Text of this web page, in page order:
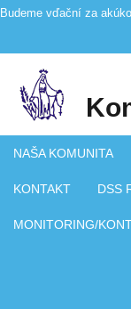
Budeme vďační za
NAŠA KOMUNITA
KONTAKT DSS
MONITORING/